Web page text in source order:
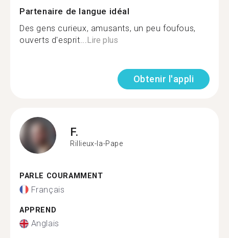
Partenaire de langue idéal
Des gens curieux, amusants, un peu foufous,
ouverts d'esprit...Lire plus
Obtenir l'appli
F.
Rillieux-la-Pape
PARLE COURAMMENT
Français
APPREND
Anglais